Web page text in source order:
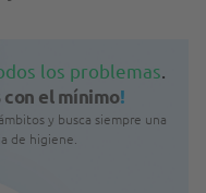
los problemas
con el mínimo!
y busca siempre una
de higiene.